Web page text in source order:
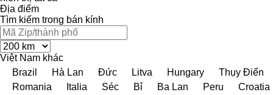
Địa điểm
Tìm kiếm trong bán kính
Việt Nam khác
Brazil
Hà Lan Đức Litva Hungary
Thụy Điển
Romania
Italia Séc Bỉ Ba Lan Peru
Croatia